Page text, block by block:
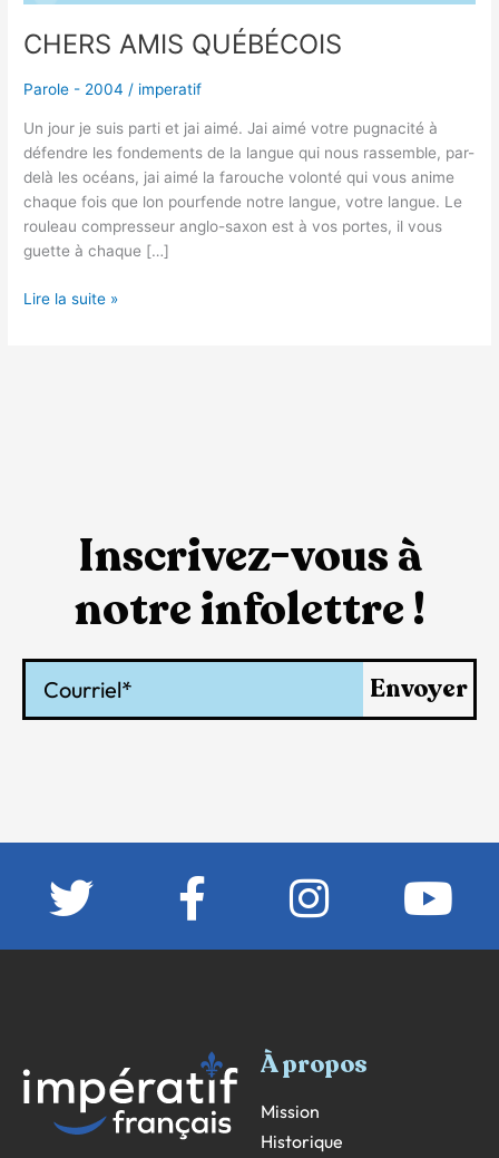
CHERS AMIS QUÉBÉCOIS
Parole - 2004 / imperatif
Un jour je suis parti et jai aimé. Jai aimé votre pugnacité à
défendre les fondements de la langue qui nous rassemble, par-
delà les océans, jai aimé la farouche volonté qui vous anime
chaque fois que lon pourfende notre langue, votre langue. Le
rouleau compresseur anglo-saxon est à vos portes, il vous
guette à chaque […]
Lire la suite »
Inscrivez-vous à
notre infolettre !
Envoyer
À propos
Mission
Historique